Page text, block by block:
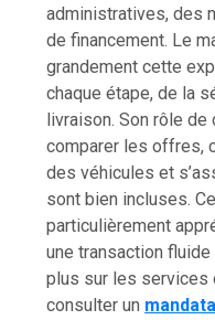
administratives, des
de financement. Le
grandement cette
chaque étape, de la
livraison. Son rôle
comparer les offres,
des véhicules et
sont bien incluses.
particulièrement
une transaction
plus sur les services
consulter un